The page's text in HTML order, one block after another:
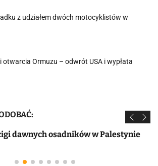
z udziałem dwóch motocyklistów w
Ormuzu – odwrót USA i wypłata
dawnych osadników w Palestynie